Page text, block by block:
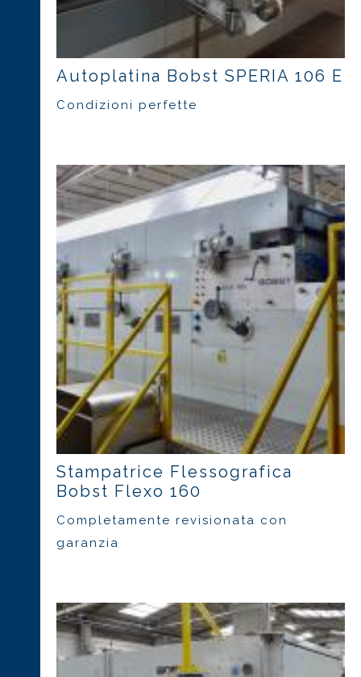
Autoplatina Bobst SPERIA 106 E
Condizioni perfette
Stampatrice Flessografica
Bobst Flexo 160
Completamente revisionata con
garanzia